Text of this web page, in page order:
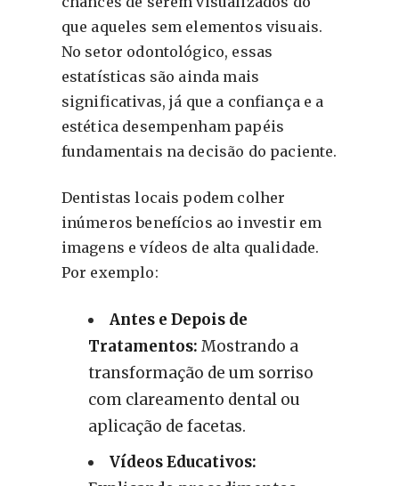
que aqueles sem elementos visuais.
No setor odontológico, essas
estatísticas são ainda mais
significativas, já que a confiança e a
estética desempenham papéis
fundamentais na decisão do paciente.
Dentistas locais podem colher
inúmeros benefícios ao investir em
imagens e vídeos de alta qualidade.
Por exemplo:
Antes e Depois de
Tratamentos: Mostrando a
transformação de um sorriso
com clareamento dental ou
aplicação de facetas.
Vídeos Educativos: